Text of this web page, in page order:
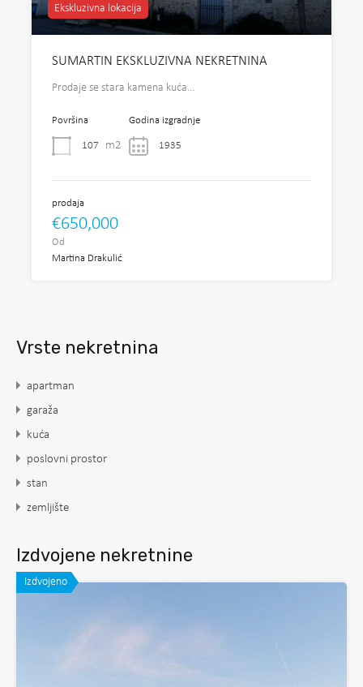
Ekskluzivna lokacija
SUMARTIN EKSKLUZIVNA NEKRETNINA
Prodaje se stara kamena kuća…
Površina
107 m2
Godina izgradnje
1935
prodaja
€650,000
Od
Martina Drakulić
Vrste nekretnina
apartman
garaža
kuća
poslovni prostor
stan
zemljište
Izdvojene nekretnine
Izdvojeno